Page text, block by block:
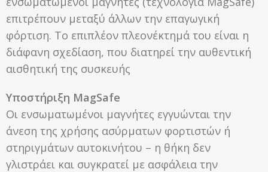
επιτρέπουν μεταξύ άλλων την επαγωγική
φόρτιση. Το επιπλέον πλεονέκτημά του είναι η
διάφανη σχεδίαση, που διατηρεί την αυθεντική
αισθητική της συσκευής
Υποστήριξη MagSafe
Οι ενσωματωμένοι μαγνήτες εγγυώνται την
άνεση της χρήσης ασύρματων φορτιστών ή
στηριγμάτων αυτοκινήτου – η θήκη δεν
γλιστράει και συγκρατεί με ασφάλεια την